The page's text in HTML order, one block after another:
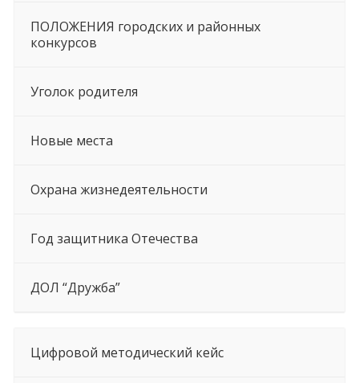
ПОЛОЖЕНИЯ городских и районных
конкурсов
Уголок родителя
Новые места
Охрана жизнедеятельности
Год защитника Отечества
ДОЛ “Дружба”
Цифровой методический кейс